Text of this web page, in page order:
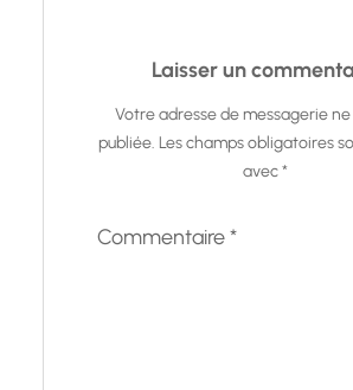
Laisser un
Votre adresse de messagerie
publiée. Les champs obligatoires
avec*
Commentaire*